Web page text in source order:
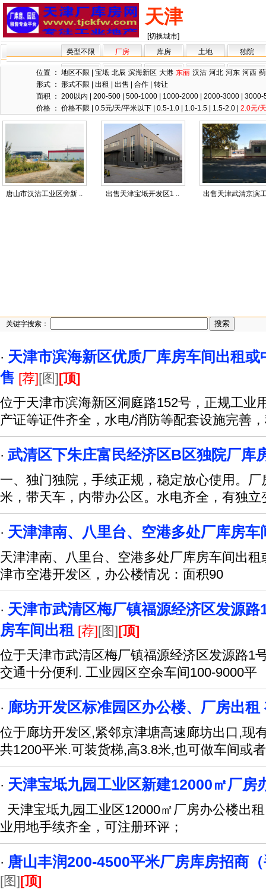
天津
[切换城市]
类型不限
厂房 库房 土地 独院
位置 ： 地区不限 宝坻 北辰 滨海新区 大港 东丽 汉沽 河北 河东 河西
形式 ： 形式不限 出租 出售 合作
转让
面积 ： 200以内 200-500 500-1000 1000-2000 2000-3000
3000-
价格 ： 价格不限 0.5元/天/平米以下 0.5-1.0 1.0-1.5 1.5-2.0 2.0元/
唐山市汉沽工业区旁新 .. 出售天津宝坻开发区1 .. 出售天津武清京滨
关键字搜索：
· 天津市滨海新区优质厂库房车间出租
售 [荐][图][顶]
位于天津市滨海新区洞庭路152号，正规工业
产证等证件齐全，水电/消防等配套设施完善
· 武清区下朱庄富民经济区B区独院厂库
一、独门独院，手续正规，稳定放心使用。
米，带天车，内带办公区。水电齐全，有独立
· 天津津南、八里台、空港多处厂库房车
天津津南、八里台、空港多处厂库房车间出
津市空港开发区，办公楼情况：面积90
· 天津市武清区梅厂镇福源经济区发源
房车间出租 [荐][图][顶]
位于天津市武清区梅厂镇福源经济区发源路1
交通十分便利. 工业园区空余车间100-9000平
· 廊坊开发区标准园区办公楼、厂房出租
位于廊坊开发区,紧邻京津塘高速廊坊出口,现
共1200平米.可装货梯,高3.8米,也可做车间或者
· 天津宝坻九园工业区新建12000㎡厂房
天津宝坻九园工业区12000㎡厂房办公楼出
业用地手续齐全，可注册环评；
· 唐山丰润200-4500平米厂房库房招商
[图][顶]